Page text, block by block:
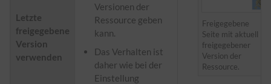
Letzte
freigegebene
Version
verwenden
Versionen der
Ressource geben
kann.
Das Verhalten ist
daher wie bei der
Einstellung
Freigegebene
Seite mit aktuell
freigegebener
Version der
Ressource.